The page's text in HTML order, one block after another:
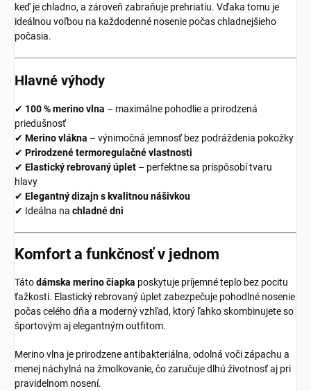
keď je chladno, a zároveň zabraňuje prehriatiu. Vďaka tomu je
ideálnou voľbou na každodenné nosenie počas chladnejšieho
počasia.
Hlavné výhody
✔ 100 % merino vlna – maximálne pohodlie a prirodzená
priedušnosť
✔ Merino vlákna – výnimočná jemnosť bez podráždenia pokožky
✔ Prirodzené termoregulačné vlastnosti
✔ Elastický rebrovaný úplet – perfektne sa prispôsobí tvaru
hlavy
✔ Elegantný dizajn s kvalitnou nášivkou
✔ Ideálna na chladné dni
Komfort a funkčnosť v jednom
Tátodámska merino čiapka poskytuje príjemné teplo bez pocitu
ťažkosti. Elastický rebrovaný úplet zabezpečuje pohodlné nosenie
počas celého dňa a moderný vzhľad, ktorý ľahko skombinujete so
športovým aj elegantným outfitom.
Merino vlna je prirodzene antibakteriálna, odolná voči zápachu a
menej náchylná na žmolkovanie, čo zaručuje dlhú životnosť aj pri
pravidelnom nosení.